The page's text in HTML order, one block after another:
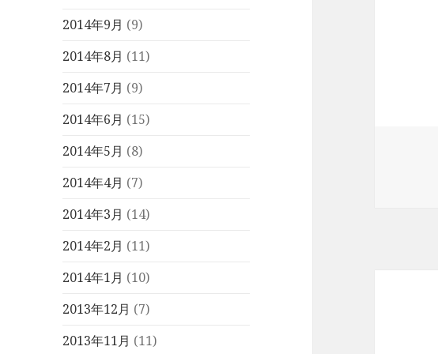
2014年9月 (9)
2014年8月 (11)
2014年7月 (9)
2014年6月 (15)
2014年5月 (8)
2014年4月 (7)
2014年3月 (14)
2014年2月 (11)
2014年1月 (10)
2013年12月 (7)
2013年11月 (11)